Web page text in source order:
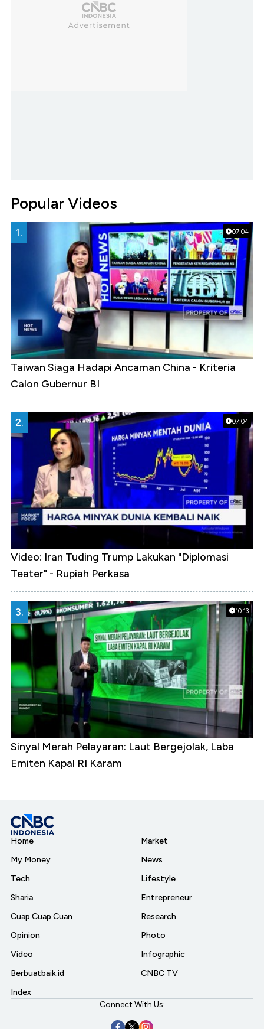
Popular Videos
07:04
1.
Taiwan Siaga Hadapi Ancaman China - Kriteria
Calon Gubernur BI
07:04
2.
Video: Iran Tuding Trump Lakukan "Diplomasi
Teater" - Rupiah Perkasa
10:13
3.
Sinyal Merah Pelayaran: Laut Bergejolak, Laba
Emiten Kapal RI Karam
Home
My Money
Tech
Sharia
Cuap Cuap Cuan
Opinion
Video
Berbuatbaik.id
Index
Market
News
Lifestyle
Entrepreneur
Research
Photo
Infographic
CNBC TV
Connect With Us: